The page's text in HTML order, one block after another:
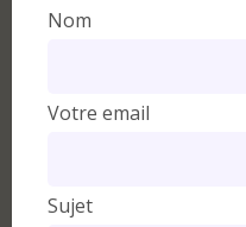
Nom
Votre email
Sujet